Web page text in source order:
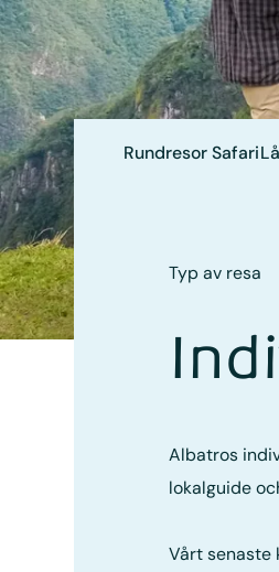
Rundresor Safari
Typ av resa
Albatros
lokalguide
Vårt senaste